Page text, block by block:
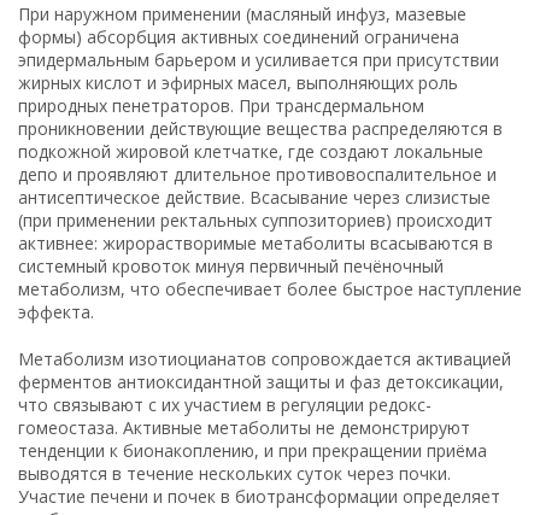
При наружном применении (масляный инфуз, мазевые
формы) абсорбция активных соединений ограничена
эпидермальным барьером и усиливается при присутствии
жирных кислот и эфирных масел, выполняющих роль
природных пенетраторов. При трансдермальном
проникновении действующие вещества распределяются в
подкожной жировой клетчатке, где создают локальные
депо и проявляют длительное противовоспалительное и
антисептическое действие. Всасывание через слизистые
(при применении ректальных суппозиториев) происходит
активнее: жирорастворимые метаболиты всасываются в
системный кровоток минуя первичный печёночный
метаболизм, что обеспечивает более быстрое наступление
эффекта.
Метаболизм изотиоцианатов сопровождается активацией
ферментов антиоксидантной защиты и фаз детоксикации,
что связывают с их участием в регуляции редокс-
гомеостаза. Активные метаболиты не демонстрируют
тенденции к бионакоплению, и при прекращении приёма
выводятся в течение нескольких суток через почки.
Участие печени и почек в биотрансформации определяет